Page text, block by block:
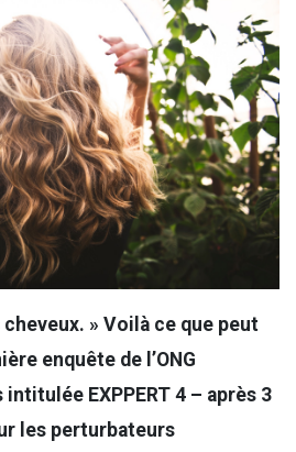
cheveux. » Voilà ce que peut
enquête de l’ONG
EXPPERT 4 – après 3
les perturbateurs